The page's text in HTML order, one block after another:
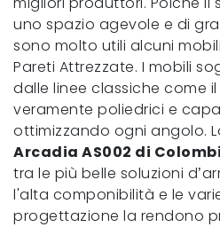
uno spazio agevole e di
sono molto utili alcuni
Pareti Attrezzate. I mobili
dalle linee classiche come
veramente poliedrici e
ottimizzando ogni angolo.
Arcadia AS002 di
tra le più belle soluzioni
l'alta componibilità e le
progettazione la rendono